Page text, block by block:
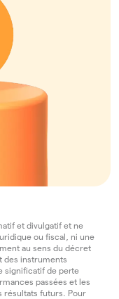
et divulgatif et ne
ou fiscal, ni une
au sens du décret
des instruments
significatif de perte
passées et les
résultats futurs. Pour